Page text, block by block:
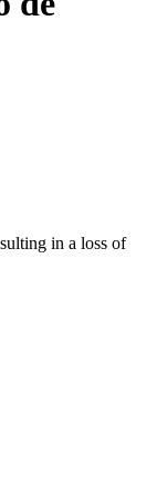
in a loss of